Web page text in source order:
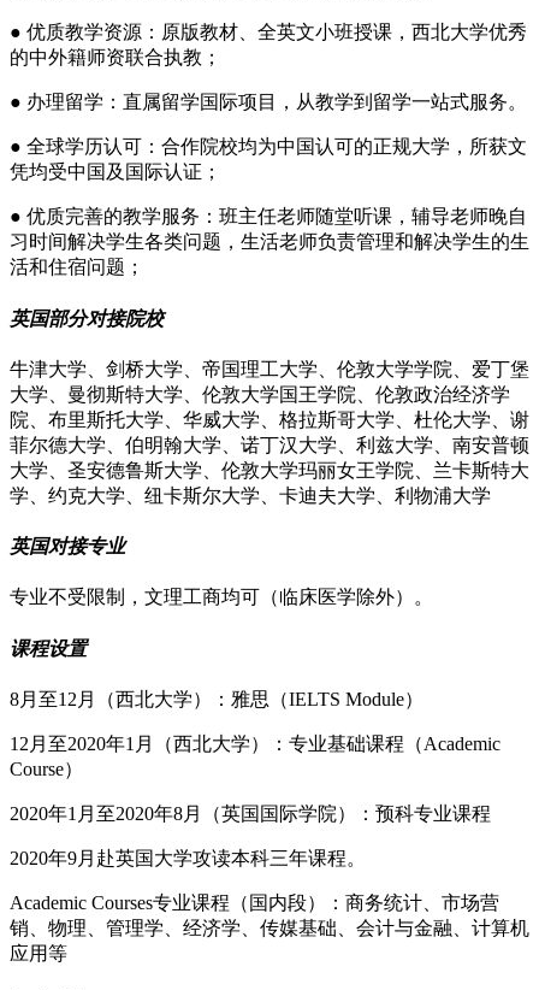
● 优质教学资源：原版教材、全英文小班授课，西北大学优秀
的中外籍师资联合执教；
● 办理留学：直属留学国际项目，从教学到留学一站式服务。
● 全球学历认可：合作院校均为中国认可的正规大学，所获文
凭均受中国及国际认证；
● 优质完善的教学服务：班主任老师随堂听课，辅导老师晚自
习时间解决学生各类问题，生活老师负责管理和解决学生的生
活和住宿问题；
英国部分对接院校
牛津大学、剑桥大学、帝国理工大学、伦敦大学学院、爱丁堡
大学、曼彻斯特大学、伦敦大学国王学院、伦敦政治经济学
院、布里斯托大学、华威大学、格拉斯哥大学、杜伦大学、谢
菲尔德大学、伯明翰大学、诺丁汉大学、利兹大学、南安普顿
大学、圣安德鲁斯大学、伦敦大学玛丽女王学院、兰卡斯特大
学、约克大学、纽卡斯尔大学、卡迪夫大学、利物浦大学
英国对接专业
专业不受限制，文理工商均可（临床医学除外）。
课程设置
8月至12月（西北大学）：雅思（IELTS Module）
12月至2020年1月（西北大学）：专业基础课程（Academic
Course）
2020年1月至2020年8月（英国国际学院）：预科专业课程
2020年9月赴英国大学攻读本科三年课程。
Academic Courses专业课程（国内段）：商务统计、市场营
销、物理、管理学、经济学、传媒基础、会计与金融、计算机
应用等